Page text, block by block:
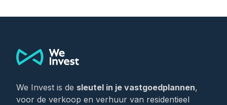
We Invest is de sleutel in je vastgoedplannen,
voor de verkoop en verhuur van residentieel